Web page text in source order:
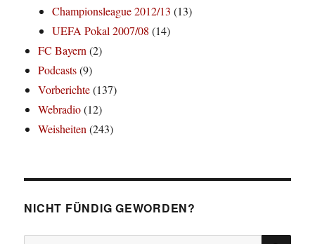
Championsleague 2012/13 (13)
UEFA Pokal 2007/08 (14)
FC Bayern(2)
Podcasts(9)
Vorberichte(137)
Webradio(12)
Weisheiten(243)
NICHT FÜNDIG GEWORDEN?